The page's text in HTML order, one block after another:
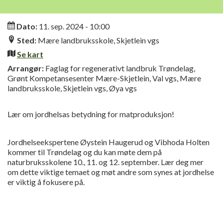
Informasjon
Dato:11. sep. 2024 - 10:00
Sted: Mære landbruksskole, Skjetlein vgs
Se kart
Arrangør: Faglag for regenerativt landbruk Trøndelag,
Grønt Kompetansesenter Mære-Skjetlein, Val vgs, Mære
landbruksskole, Skjetlein vgs, Øya vgs
Lær om jordhelsas betydning for matproduksjon!
Jordhelseekspertene Øystein Haugerud og Vibhoda Holten
kommer til Trøndelag og du kan møte dem på
naturbruksskolene 10., 11. og 12. september. Lær deg mer
om dette viktige temaet og møt andre som synes at jordhelse
er viktig å fokusere på.